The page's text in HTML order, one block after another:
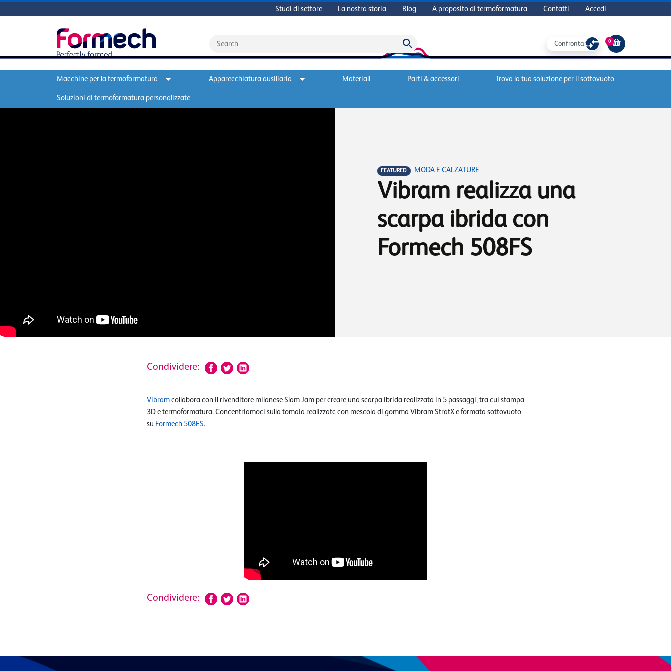
Studi di settore La nostra storia Blog A proposito di termoformatura Contatti Accedi
Confrontare 0
Macchine per la termoformatura Apparecchiatura ausiliaria Materiali Parti & accessori Trova la tua soluzione per il sottovuoto
Soluzioni di termoformatura personalizzate
FEATURED MODA E CALZATURE
Vibram realizza una
scarpa ibrida con
Formech 508FS
Condividere:
Vibram collabora con il rivenditore milanese Slam Jam per creare una scarpa ibrida realizzata in 5 passaggi, tra cui stampa
3D e termoformatura. Concentriamoci sulla tomaia realizzata con mescola di gomma Vibram StratX e formata sottovuoto
su Formech 508FS.
Condividere: